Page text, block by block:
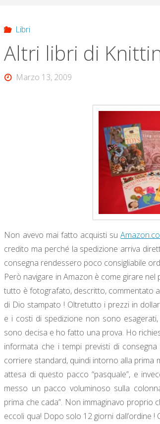
Libri
Altri libri di
Marzo 13, 2009
Non avevo mai fatto acquisti su
credito ma perché la spedizione arriva
consegna rendessero poco consigliabile
Però navigare in Amazon è come girare
tutto è fotografato, descritto, commentato
di Dio stampato ! Oltretutto i prezzi in
e i costi di spedizione non sono
sono decisa e ho fatto una prova. Ho
informata che i tempi previsti di
corriere standard, quindi intorno alla prima
attesa di questo pacco “pasquale”, e
messo un pacco voluminoso sulla
prima che cada”. Non immaginavo proprio
eccoli qua! Dopo solo 12 giorni dall’ordine